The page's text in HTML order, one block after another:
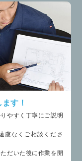
す！
やすく丁寧にご説明
慮なくご相談くださ
だいた後に作業を開